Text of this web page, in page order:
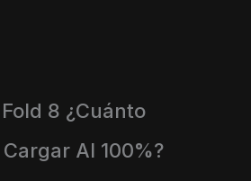
8 ¿Cuánto
Al 100%?